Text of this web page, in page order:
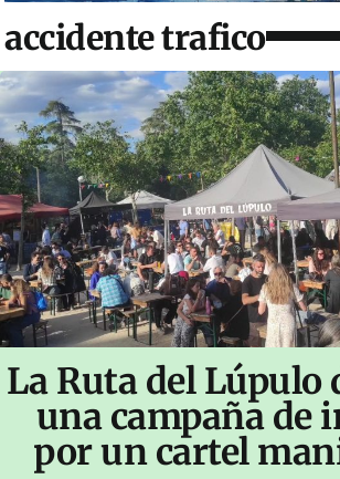
accidente trafico
La Ruta del Lúpulo
una campaña de
por un cartel